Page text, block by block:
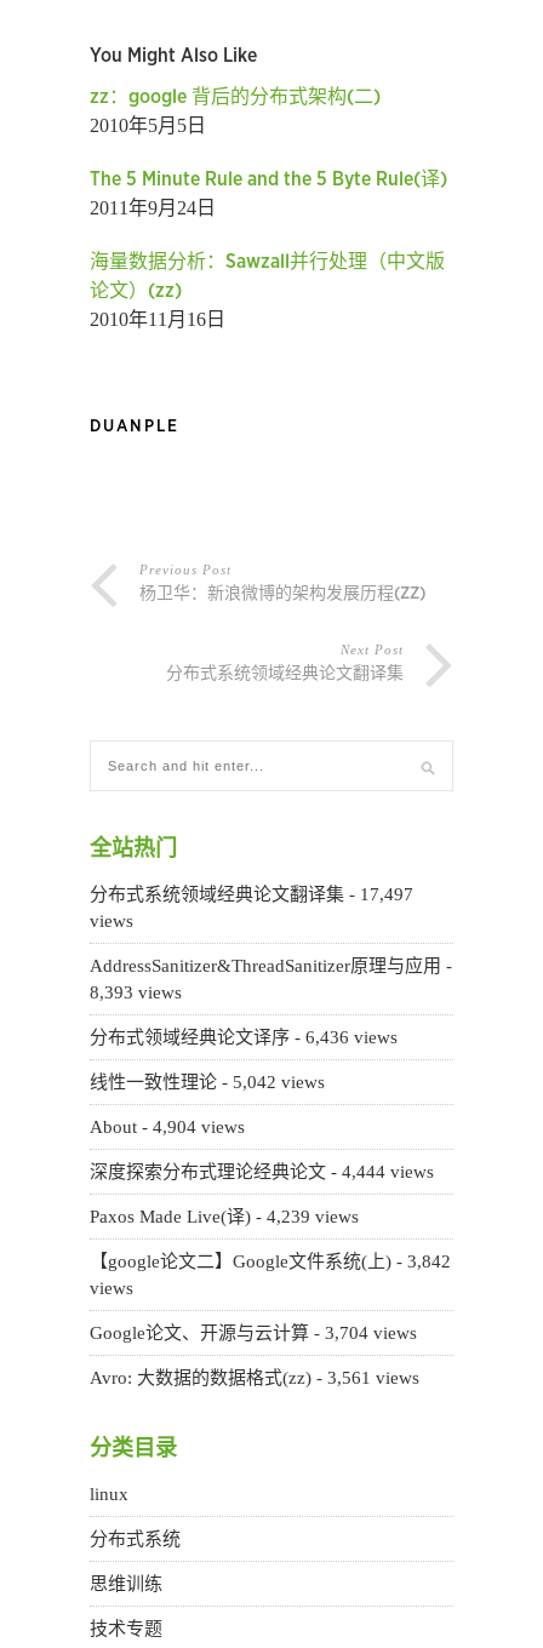
You Might Also Like
zz：google 背后的分布式架构(二)
2010年5月5日
The 5 Minute Rule and the 5 Byte Rule(译)
2011年9月24日
海量数据分析：Sawzall并行处理（中文版
论文）(zz)
2010年11月16日
DUANPLE
Previous Post
杨卫华：新浪微博的架构发展历程(ZZ)
Next Post
分布式系统领域经典论文翻译集
全站热门
分布式系统领域经典论文翻译集 - 17,497
views
AddressSanitizer&ThreadSanitizer原理与应用 -
8,393 views
分布式领域经典论文译序 - 6,436 views
线性一致性理论 - 5,042 views
About - 4,904 views
深度探索分布式理论经典论文 - 4,444 views
Paxos Made Live(译) - 4,239 views
【google论文二】Google文件系统(上) - 3,842
views
Google论文、开源与云计算 - 3,704 views
Avro: 大数据的数据格式(zz) - 3,561 views
分类目录
linux
分布式系统
思维训练
技术专题